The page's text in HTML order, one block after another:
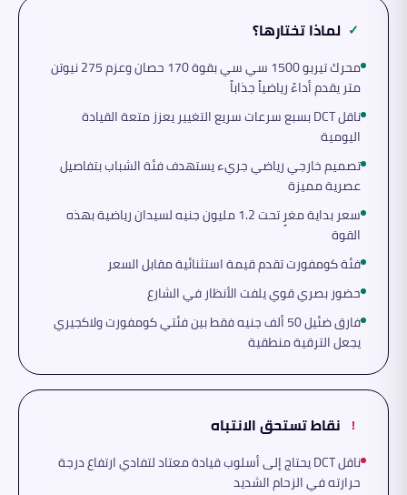
✓ لماذا تختارها؟
محرك تيربو 1500 سي سي بقوة 170 حصان وعزم 275 نيوتن
متر يقدم أداءً رياضياً جذاباً
ناقل DCT بسبع سرعات سريع التغيير يعزز متعة القيادة
اليومية
تصميم خارجي رياضي جريء يستهدف فئة الشباب بتفاصيل
عصرية مميزة
سعر بداية مغرٍ تحت 1.2 مليون جنيه لسيدان رياضية بهذه
القوة
فئة كومفورت تقدم قيمة استثنائية مقابل السعر
حضور بصري قوي يلفت الأنظار في الشارع
فارق ضئيل 50 ألف جنيه فقط بين فئتي كومفورت ولاكجيري
يجعل الترقية منطقية
! نقاط تستحق الانتباه
ناقل DCT يحتاج إلى أسلوب قيادة معتاد لتفادي ارتفاع درجة
حرارته في الزحام الشديد